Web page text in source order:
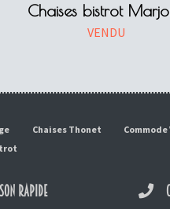
Chaises bistrot
VENDU
Chaises Thonet
RAPIDE